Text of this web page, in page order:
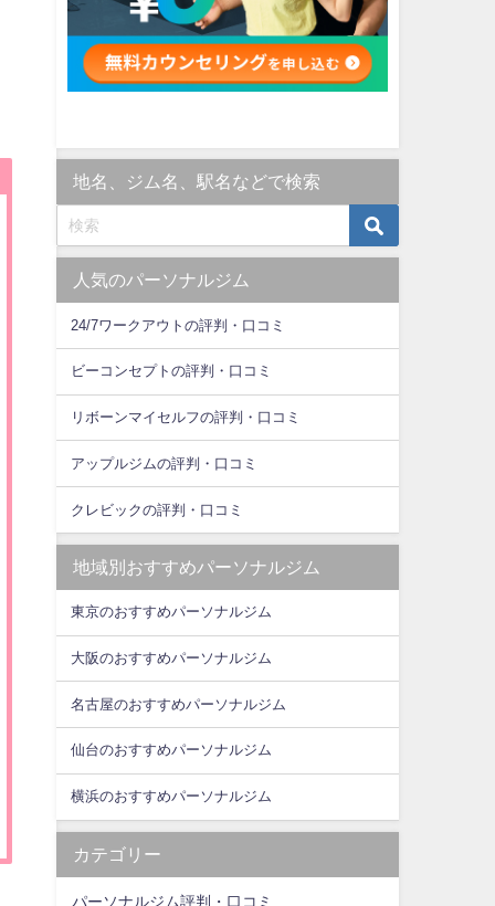
地名、ジム名、駅名などで検索
人気のパーソナルジム
24/7ワークアウトの評判・口コミ
ビーコンセプトの評判・口コミ
リボーンマイセルフの評判・口コミ
アップルジムの評判・口コミ
クレビックの評判・口コミ
地域別おすすめパーソナルジム
東京のおすすめパーソナルジム
大阪のおすすめパーソナルジム
名古屋のおすすめパーソナルジム
仙台のおすすめパーソナルジム
横浜のおすすめパーソナルジム
カテゴリー
パーソナルジム評判・口コミ